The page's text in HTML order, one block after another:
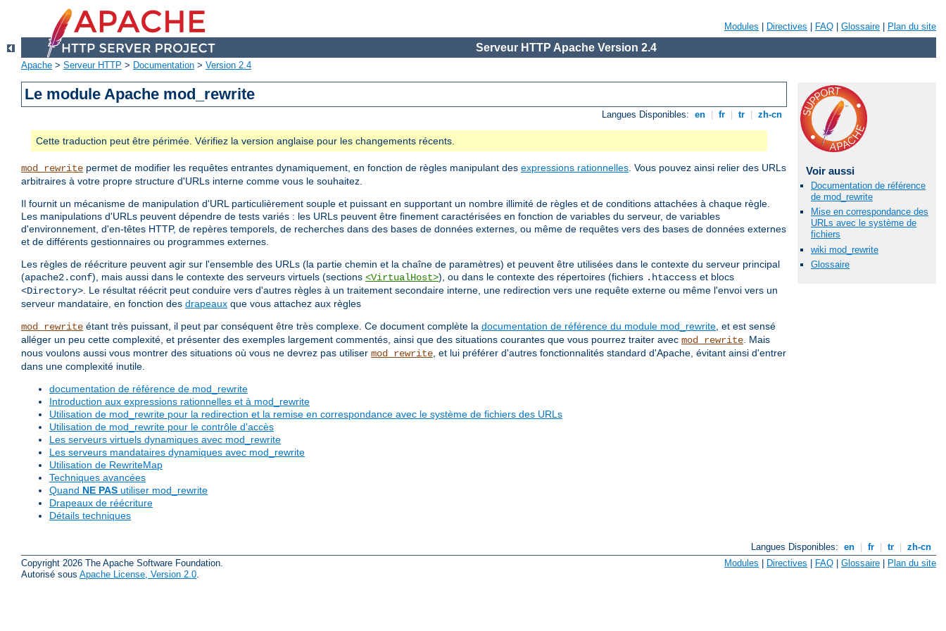
Modules Directives FAQ Glossaire Plan du site
Serveur HTTP Apache Version 2.4
Apache > Serveur HTTP > Documentation > Version 2.4
Le module Apache mod_rewrite
Langues Disponibles: en fr tr zh-cn
Cette traduction peut être périmée. Vérifiez la version anglaise pour les changements récents.
mod_rewrite permet de modifier les requêtes entrantes dynamiquement, en fonction de règles manipulant des expressions rationnelles. Vous pouvez ainsi relier des URLs
arbitraires à votre propre structure d'URLs interne comme vous le souhaitez.
Il fournit un mécanisme de manipulation d'URL particulièrement souple et puissant en supportant un nombre illimité de règles et de conditions attachées à chaque règle.
Les manipulations d'URLs peuvent dépendre de tests variés : les URLs peuvent être finement caractérisées en fonction de variables du serveur, de variables
d'environnement, d'en-têtes HTTP, de repères temporels, de recherches dans des bases de données externes, ou même de requêtes vers des bases de données externes
et de différents gestionnaires ou programmes externes.
Les règles de réécriture peuvent agir sur l'ensemble des URLs (la partie chemin et la chaîne de paramètres) et peuvent être utilisées dans le contexte du serveur principal
(apache2.conf), mais aussi dans le contexte des serveurs virtuels (sections <VirtualHost>), ou dans le contexte des répertoires (fichiers .htaccess et blocs
<Directory>. Le résultat réécrit peut conduire vers d'autres règles à un traitement secondaire interne, une redirection vers une requête externe ou même l'envoi vers un
serveur mandataire, en fonction des drapeaux que vous attachez aux règles
mod_rewrite étant très puissant, il peut par conséquent être très complexe. Ce document complète la documentation de référence du module mod_rewrite, et est sensé
alléger un peu cette complexité, et présenter des exemples largement commentés, ainsi que des situations courantes que vous pourrez traiter avec mod_rewrite. Mais
nous voulons aussi vous montrer des situations où vous ne devrez pas utiliser mod_rewrite, et lui préférer d'autres fonctionnalités standard d'Apache, évitant ainsi d'entrer
dans une complexité inutile.
documentation de référence de mod_rewrite
Introduction aux expressions rationnelles et à mod_rewrite
Utilisation de mod_rewrite pour la redirection et la remise en correspondance avec le système de fichiers des URLs
Utilisation de mod_rewrite pour le contrôle d'accès
Les serveurs virtuels dynamiques avec mod_rewrite
Les serveurs mandataires dynamiques avec mod_rewrite
Utilisation de RewriteMap
Techniques avancées
Quand NE PAS utiliser mod_rewrite
Drapeaux de réécriture
Détails techniques
Voir aussi
Documentation de référence
de mod_rewrite
Mise en correspondance des
URLs avec le système de
fichiers
wiki mod_rewrite
Glossaire
Langues Disponibles: en fr tr
zh-cn
Copyright 2026 The Apache Software Foundation.
Autorisé sous Apache License, Version 2.0
Modules | Directives | FAQ | Glossaire | Plan du site